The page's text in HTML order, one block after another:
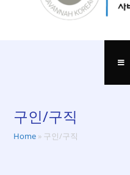
구인/구직
Home » 구인/구직